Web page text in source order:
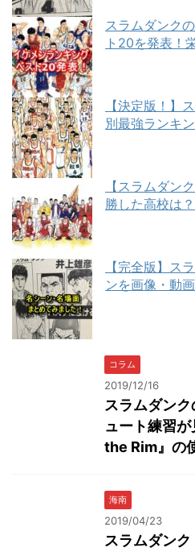
スラムダンク
ト20を発表！
【決定版！】
別最強ランキン
【スラムダン
勝した高校は？
【完全版】ス
ンを画像・動
コラム
2019/12/16
スラムダン
ュート練習
the Rim』の
海南
2019/04/23
スラムダン